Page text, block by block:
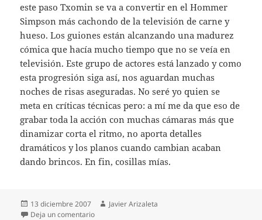
este paso Txomin se va a convertir en el Hommer
Simpson más cachondo de la televisión de carne y
hueso. Los guiones están alcanzando una madurez
cómica que hacía mucho tiempo que no se veía en
televisión. Este grupo de actores está lanzado y como
esta progresión siga así, nos aguardan muchas
noches de risas aseguradas. No seré yo quien se
meta en críticas técnicas pero: a mí me da que eso de
grabar toda la acción con muchas cámaras más que
dinamizar corta el ritmo, no aporta detalles
dramáticos y los planos cuando cambian acaban
dando brincos. En fin, cosillas mías.
Publicado
el
13 diciembre 2007 Autor
Javier Arizaleta
Deja un comentarioen Avelino y Rajoy